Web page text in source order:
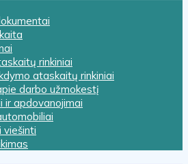
rinkiniai
ataskaitų rinkiniai
darbo užmokestį
ir apdovanojimai
viešinti